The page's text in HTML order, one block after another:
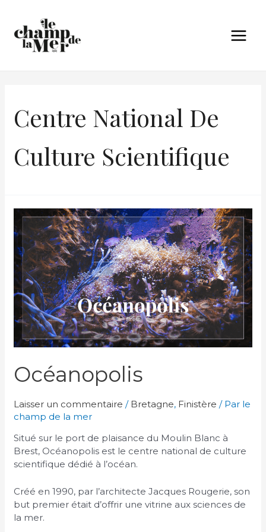
Centre National De
Culture Scientifique
Océanopolis
Laisser un commentaire / Bretagne, Finistère / Par le
champ de la mer
Situé sur le port de plaisance du Moulin Blanc à
Brest, Océanopolis est le centre national de culture
scientifique dédié à l’océan.
Créé en 1990, par l’architecte Jacques Rougerie, son
but premier était d’offrir une vitrine aux sciences de
la mer.